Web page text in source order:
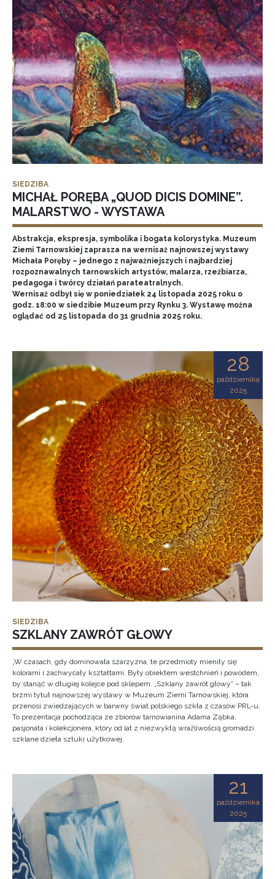
SIEDZIBA
MICHAŁ PORĘBA „QUOD DICIS DOMINE”.
MALARSTWO - WYSTAWA
Abstrakcja, ekspresja, symbolika i bogata kolorystyka. Muzeum
Ziemi Tarnowskiej zaprasza na wernisaż najnowszej wystawy
Michała Poręby – jednego z najważniejszych i najbardziej
rozpoznawalnych tarnowskich artystów, malarza, rzeźbiarza,
pedagoga i twórcy działań parateatralnych.
Wernisaż odbył się w poniedziałek 24 listopada 2025 roku o
godz. 18:00 w siedzibie Muzeum przy Rynku 3. Wystawę można
oglądać od 25 listopada do 31 grudnia 2025 roku.
28
października
2025
SIEDZIBA
SZKLANY ZAWRÓT GŁOWY
„W czasach, gdy dominowała szarzyzna, te przedmioty mieniły się
kolorami i zachwycały kształtami. Były obiektem westchnień i powodem,
by stanąć w długiej kolejce pod sklepem. „Szklany zawrót głowy” – tak
brzmi tytuł najnowszej wystawy w Muzeum Ziemi Tarnowskiej, która
przenosi zwiedzających w barwny świat polskiego szkła z czasów PRL-u.
To prezentacja pochodząca ze zbiorów tarnowianina Adama Ząbka,
pasjonata i kolekcjonera, który od lat z niezwykłą wrażliwością gromadzi
szklane dzieła sztuki użytkowej.
21
października
2025